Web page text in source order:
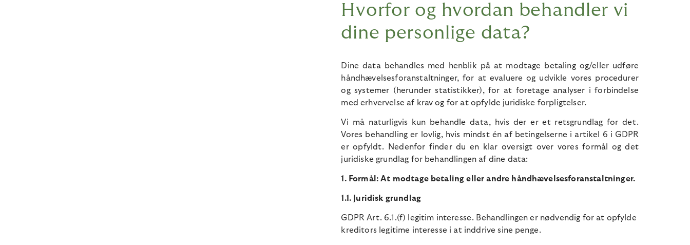
Hvorfor og hvordan behandler vi
dine personlige data?
Dine data behandles med henblik på at modtage betaling og/eller udføre
håndhævelsesforanstaltninger, for at evaluere og udvikle vores procedurer
og systemer (herunder statistikker), for at foretage analyser i forbindelse
med erhvervelse af krav og for at opfylde juridiske forpligtelser.
Vi må naturligvis kun behandle data, hvis der er et retsgrundlag for det.
Vores behandling er lovlig, hvis mindst én af betingelserne i artikel 6 i GDPR
er opfyldt. Nedenfor finder du en klar oversigt over vores formål og det
juridiske grundlag for behandlingen af dine data:
1. Formål: At modtage betaling eller andre håndhævelsesforanstaltninger.
1.1. Juridisk grundlag
GDPR Art. 6.1.(f) legitim interesse. Behandlingen er nødvendig for at opfylde
kreditors legitime interesse i at inddrive sine penge.